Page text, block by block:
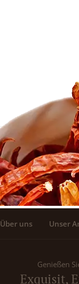
Über uns Unser
Genießen
Exquisit,